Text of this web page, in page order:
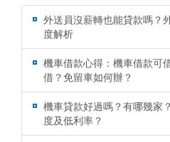
外送員沒薪轉也能貸款嗎？
度解析
機車借款心得：機車借款可
借？免留車如何辦？
機車貸款好過嗎？有哪幾家
度及低利率？